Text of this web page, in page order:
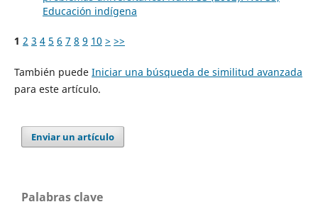
Educación indígena
1 2 3 4 5 6 7 8 9 10 > >>
También puede Iniciar una búsqueda de similitud avanzada
para este artículo.
Enviar un artículo
Palabras clave